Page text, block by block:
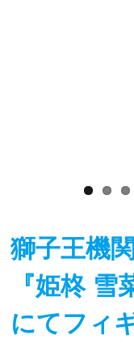
獅子王機
『姫柊
にてフィ